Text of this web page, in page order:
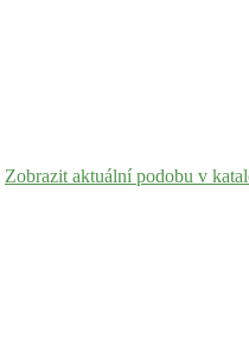
Zobrazit aktuální podobu v